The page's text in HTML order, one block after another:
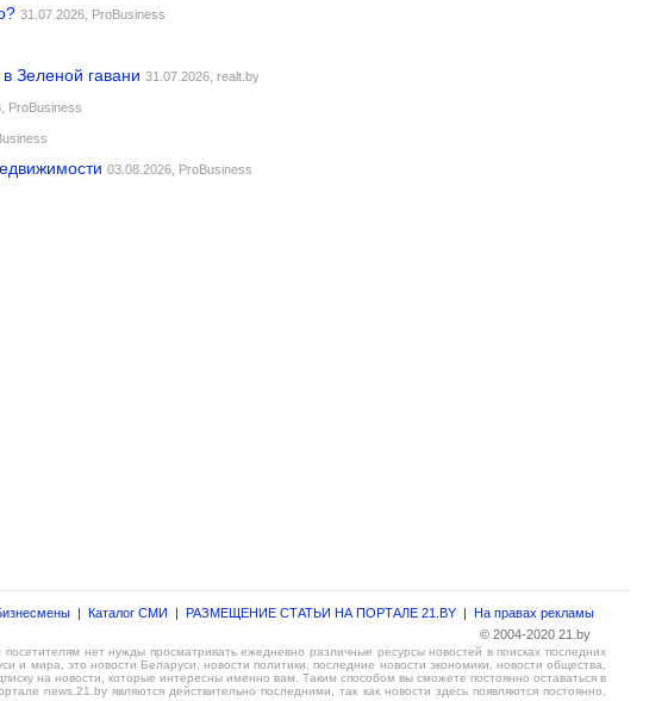
31.07.2026, ProBusiness
Зеленой гавани 31.07.2026, realt.by
ProBusiness
03.08.2026, ProBusiness
| Каталог СМИ | РАЗМЕЩЕНИЕ СТАТЬИ НА ПОРТАЛЕ 21.BY | На правах рекламы
© 2004-2020 21.by
нет нужды просматривать ежедневно различные ресурсы новостей в поисках последних
мира, это новости Беларуси, новости политики, последние новости экономики, новости общества,
на новости, которые интересны именно вам. Таким способом вы сможете постоянно оставаться в
news.21.by являются действительно последними, так как новости здесь появляются постоянно,